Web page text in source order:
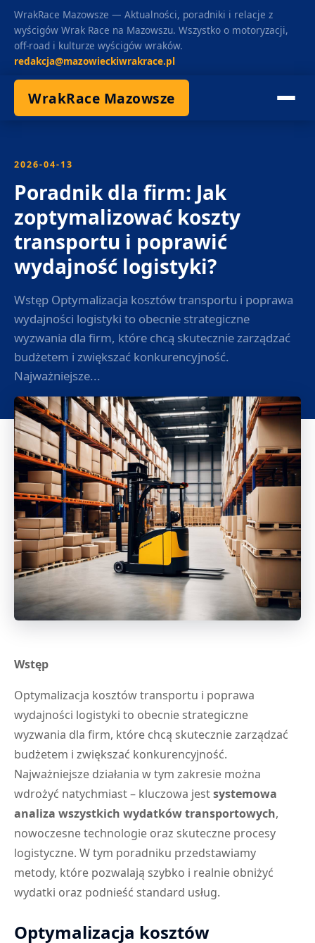
WrakRace Mazowsze — Aktualności, poradniki i relacje z
wyścigów Wrak Race na Mazowszu. Wszystko o motoryzacji,
off-road i kulturze wyścigów wraków.
redakcja@mazowieckiwrakrace.pl
WrakRace Mazowsze
2026-04-13
Poradnik dla firm: Jak
zoptymalizować koszty
transportu i poprawić
wydajność logistyki?
Wstęp Optymalizacja kosztów transportu i poprawa
wydajności logistyki to obecnie strategiczne
wyzwania dla firm, które chcą skutecznie zarządzać
budżetem i zwiększać konkurencyjność.
Najważniejsze...
Wstęp
Optymalizacja kosztów transportu i poprawa
wydajności logistyki to obecnie strategiczne
wyzwania dla firm, które chcą skutecznie zarządzać
budżetem i zwiększać konkurencyjność.
Najważniejsze działania w tym zakresie można
wdrożyć natychmiast – kluczowa jestsystemowa
analiza wszystkich wydatków transportowych,
nowoczesne technologie oraz skuteczne procesy
logistyczne. W tym poradniku przedstawiamy
metody, które pozwalają szybko i realnie obniżyć
wydatki oraz podnieść standard usług.
Optymalizacja kosztów